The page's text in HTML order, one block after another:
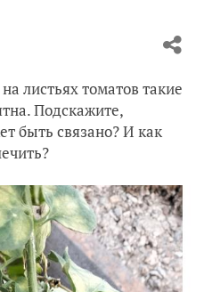
листьях томатов такие
Подскажите,
быть связано? И как